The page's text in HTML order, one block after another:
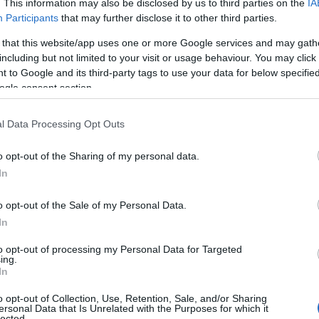
This information may also be disclosed by us to third parties on the
Participants that may further disclose it to other third parties.
that this website/app uses one or more Google services and may
but not limited to your visit or usage behaviour. You may
to Google and its third-party tags to use your data for below
consent section.
Data Processing Opt Outs
opt-out of the Sharing of my personal data.
opt-out of the Sale of my Personal Data.
opt-out of processing my Personal Data for Targeted
opt-out of Collection, Use, Retention, Sale, and/or Sharing
Data that Is Unrelated with the Purposes for which it
πιθανότητα να νοσήσει κάποιος και να μπει στο
“Δέλτα”».
με την περίπτωση να χρειαστεί τρίτη ή και
ότι «Δεν γνωρίζουμε ακόμη εάν τα πλήρως
επειδή ακόμη μαθαίνουμε πόσο διαρκεί η ανοσία
η εγκύκλιος απαντά στο επιχείρημα ορισμένων
εμβόλια Covid-19 που χρησιμοποιούνται στη χώρα μας
παράλληλα επισημαίνεται πως «το εμβόλιο δεν
σε άλλη απάντηση τονίζεται ότι «Τα
εξωπραγματικές θεωρίες, οι οποίες βασίζονται σε
στο διαδίκτυο».